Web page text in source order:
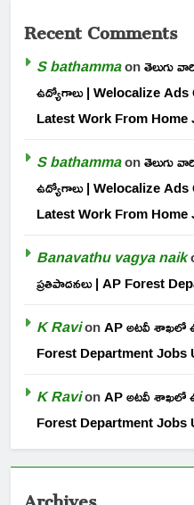
Recent Comments
S bathammaonతెలుగు
ఉద్యోగాలు | Welocalize
Latest Work From Home
S bathammaonతెలుగు
ఉద్యోగాలు | Welocalize
Latest Work From Home
Banavathu vagya naik
ప్రతిపాదనలు | AP Forest
K RavionAP అటవీ శాఖలో
Forest Department Jobs
K RavionAP అటవీ శాఖలో
Forest Department Jobs